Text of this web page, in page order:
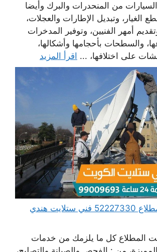
من المنحدرات والبرك وأيضا
الغيار، وتبديل الإطارات والعجلات،
أمهر الفنيين، وتوفير المدخرات
والسطحات بأحجامها وأشكالها،
على اختلافها، ... اقرأ المزيد
فني ستلايت المطلاع 52227330 فني ستلايت هندي
المطلاع كل ما يلزمك من خدمات